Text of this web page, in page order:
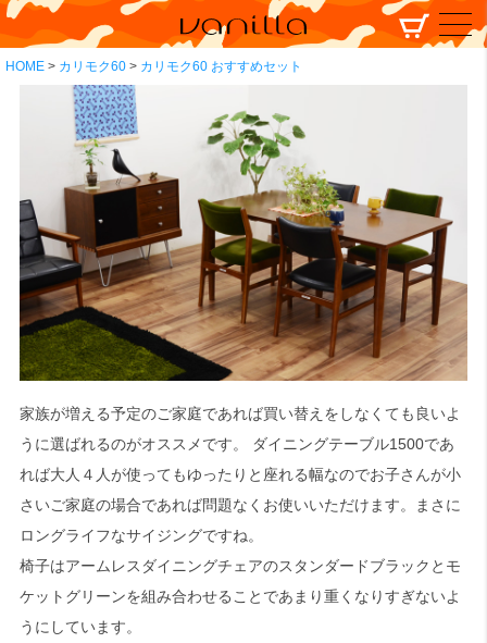
HOME カリモク60 カリモク60 おすすめセット
家族が増える予定のご家庭であれば買い替えをしなくても良いよ
うに選ばれるのがオススメです。 ダイニングテーブル1500であ
れば大人４人が使ってもゆったりと座れる幅なのでお子さんが小
さいご家庭の場合であれば問題なくお使いいただけます。まさに
ロングライフなサイジングですね。
椅子はアームレスダイニングチェアのスタンダードブラックとモ
ケットグリーンを組み合わせることであまり重くなりすぎないよ
うにしています。